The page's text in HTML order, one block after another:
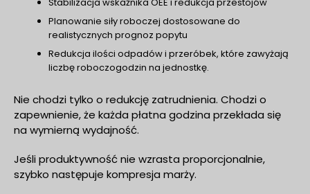
Planowanie siły roboczej dostosowane do
realistycznych prognoz popytu
Redukcja ilości odpadów i przeróbek, które zawyżają
liczbę roboczogodzin na jednostkę.
Nie chodzi tylko o redukcję zatrudnienia. Chodzi o
zapewnienie, że każda płatna godzina przekłada się
na wymierną wydajność.
Jeśli produktywność nie wzrasta proporcjonalnie,
szybko następuje kompresja marży.